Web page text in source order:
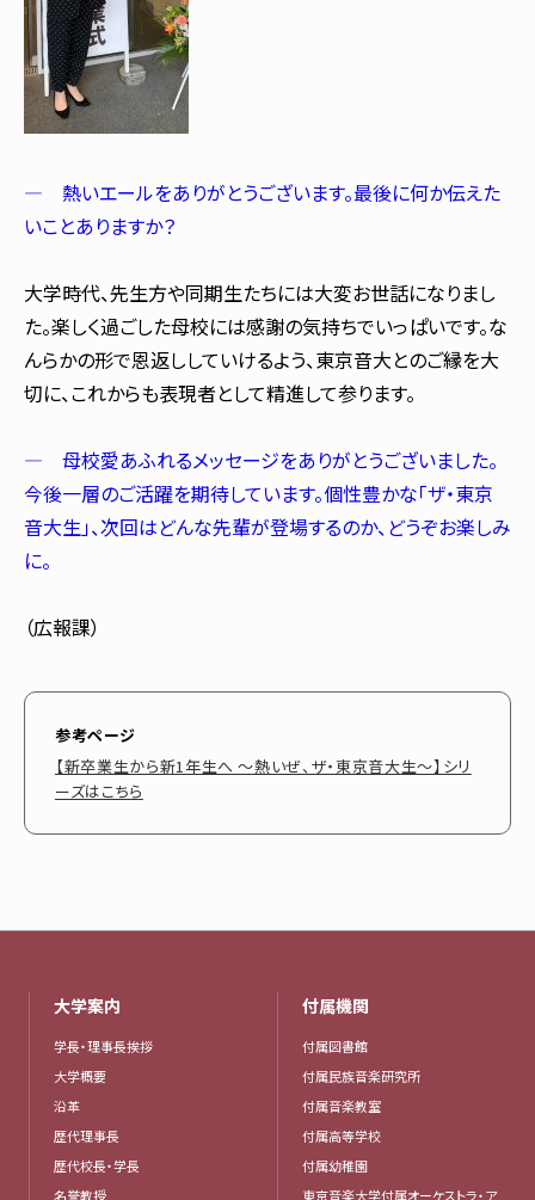
― 熱いエールをありがとうございます。最後に何か伝えた
いことありますか？
大学時代、先生方や同期生たちには大変お世話になりまし
た。楽しく過ごした母校には感謝の気持ちでいっぱいです。な
んらかの形で恩返ししていけるよう、東京音大とのご縁を大
切に、これからも表現者として精進して参ります。
― 母校愛あふれるメッセージをありがとうございました。
今後一層のご活躍を期待しています。個性豊かな「ザ・東京
音大生」、次回はどんな先輩が登場するのか、どうぞお楽しみ
に。
（広報課）
参考ページ
【新卒業生から新1年生へ ～熱いぜ、ザ・東京音大生～】シリ
ーズはこちら
大学案内
学長・理事長挨拶
大学概要
沿革
歴代理事長
歴代校長・学長
名誉教授
付属機関
付属図書館
付属民族音楽研究所
付属音楽教室
付属高等学校
付属幼稚園
東京音楽大学付属オーケストラ・ア